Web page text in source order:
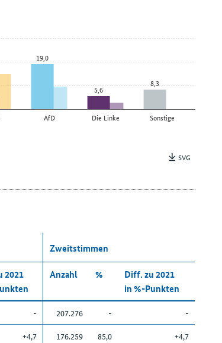
AfD Die Linke Sonstige
19,0
5,6
8,3
SVG
Zweitstimmen
2021
Anzahl %
Diff. zu 2021
in %-Punkten
- 207.276 -
-
+4,7 176.259 85,0
+4,7